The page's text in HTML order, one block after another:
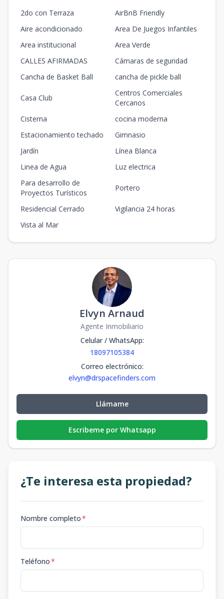
2do con Terraza
AirBnB Friendly
Aire acondicionado
Area De Juegos Infantiles
Area institucional
Area Verde
CALLES AFIRMADAS
Cámaras de seguridad
Cancha de Basket Ball
cancha de pickle ball
Casa Club
Centros Comerciales
Cercanos
Cisterna
cocina moderna
Estacionamiento techado
Gimnasio
Jardín
Línea Blanca
Linea de Agua
Luz electrica
Para desarrollo de
Proyectos Turísticos
Portero
Residencial Cerrado
Vigilancia 24 horas
Vista al Mar
Elvyn Arnaud
Agente Inmobiliario
Celular / WhatsApp:
18097105384
Correo electrónico:
elvyn@drspacefinders.com
Llámame
Escribeme por Whatsapp
¿Te interesa esta propiedad?
Nombre completo*
Teléfono*